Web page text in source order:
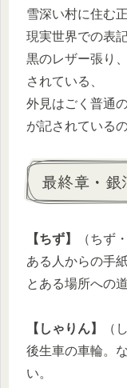
雪深い村に住む
現実世界での表
黒のレザー張り
されている、
外見はごく普通
が記されている
最終章・
【ちず】
（ちず
ある人からの手
とある場所への
【しゃりん】
（
後生車の車輪。
い。